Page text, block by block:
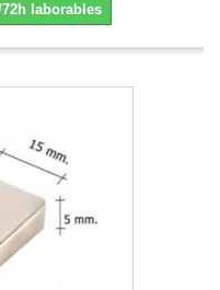
laborables